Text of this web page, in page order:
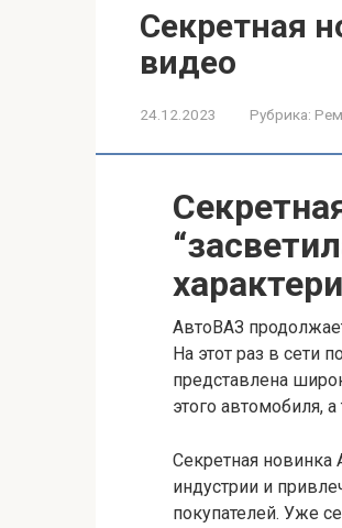
Секретная
видео
24.12.2023 Рубрика:
АвтоВАЗ
На этот раз в сети
представлена
этого автомобиля,
Секретная
индустрии и
покупателей. Уже